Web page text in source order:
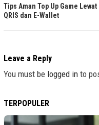
Tips Aman Top Up Game Lewat
QRIS dan E-Wallet
Leave a Reply
You must be logged in to
TERPOPULER